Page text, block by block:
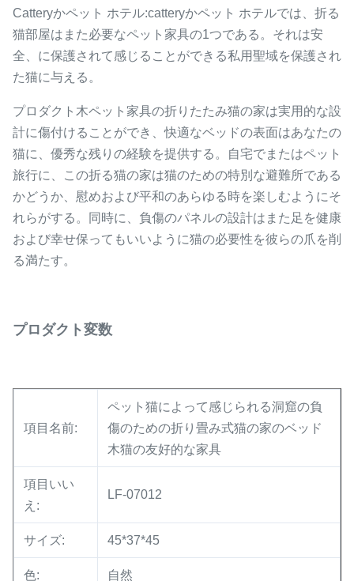
Catteryかペット ホテル:catteryかペット ホテルでは、折る
猫部屋はまた必要なペット家具の1つである。それは安
全、に保護されて感じることができる私用聖域を保護され
た猫に与える。
プロダクト木ペット家具の折りたたみ猫の家は実用的な設
計に傷付けることができ、快適なベッドの表面はあなたの
猫に、優秀な残りの経験を提供する。自宅でまたはペット
旅行に、この折る猫の家は猫のための特別な避難所である
かどうか、慰めおよび平和のあらゆる時を楽しむようにそ
れらがする。同時に、負傷のパネルの設計はまた足を健康
および幸せ保ってもいいように猫の必要性を彼らの爪を削
る満たす。
プロダクト変数
項目名前:
ペット猫によって感じられる洞窟の負
傷のための折り畳み式猫の家のベッド
木猫の友好的な家具
項目いい
え:
LF-07012
サイズ: 45*37*45
色: 自然